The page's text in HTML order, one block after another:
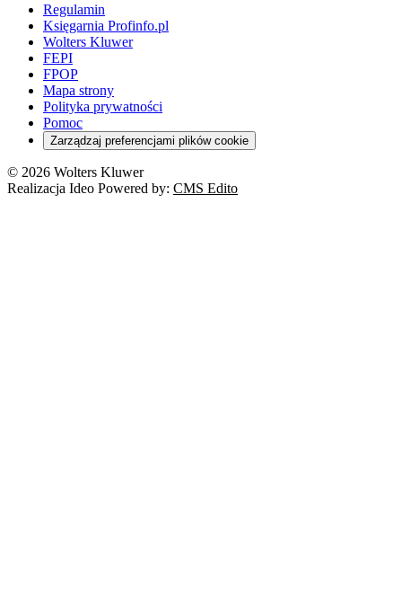
KSeF
Orzeczenia
Nowe uprawnienia PIP
Banki
Orzeczenia
Energetyka
ESG
Kredyty
Cło
Deregulacja
Cyberbezpieczeństwo
Franczyza
Prawo autorskie
Rynek i konsument
Domowe finanse
Emerytury i renty
Pacjent
Szkoła i uczeń
Turystyka
Orzeczenia
RODO
Regulamin
Księgarnia Profinfo.pl
Wolters Kluwer
FEPI
FPOP
Mapa strony
Polityka prywatności
Pomoc
Zarządzaj preferencjami plików cookie
© 2026 Wolters Kluwer
Realizacja Ideo Powered by: CMS Edito